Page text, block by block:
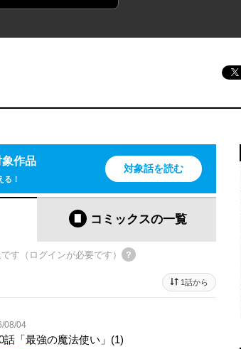
作品
る！
対象話を読む
コミックスの一覧
す（ログインが必要です）
1話から
08/04
話「最強の魔法使い」(1)